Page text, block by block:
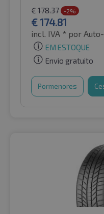
€ 178.37 -2%
€174.81
incl. IVA * por
EM ESTOQUE
Envio gratuito
Pormenores